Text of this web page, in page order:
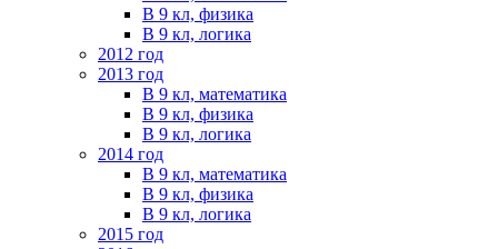
В 9 кл, физика
В 9 кл, логика
2012 год
2013 год
В 9 кл, математика
В 9 кл, физика
В 9 кл, логика
2014 год
В 9 кл, математика
В 9 кл, физика
В 9 кл, логика
2015 год